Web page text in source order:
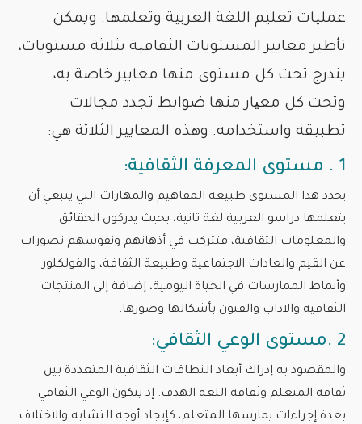
عمليات تعليم اللغة العربية وتعلمها. ويمكن
تأطير معايير المستويات الثقافية بثلاثة مستويات،
يندرج تحت كل مستوى منها معايير خاصة به،
وتحت كل معیار منها ضوابط تجدد مجالات
تطبيقه واستخدامه. وهذه المعايير الثلاثة هي:
1 . مستوى المعرفة الثقافية:
يحدد هذا المستوى طبيعة المفاهيم والمهارات التي ينبغي أن
يتعلمها دراسو العربية لغة ثانية، بحيث يدركون الحقائق
والمعلومات الثقافية، فتتركب في أذهانهم ونفوسهم تصورات
عن القيم والعادات الاجتماعية وطبيعة الثقافة، والفولكلور
وأنماط الممارسات في الحياة اليومية، إضافة إلى المنتجات
الثقافية والآداب والفنون بأشكالها وصورها.
2 .مستوى الوعي الثقافي:
والمقصود به إدراك أبعاد النطاقات الثقافية المتعددة بين
ثقافة المتعلم وثقافة اللغة الهدف. إذ يتكون الوعي الثقافي
بعدة إجراءات يمارسها المتعلم، كإيجاد أوجه التشابه والاختلاف